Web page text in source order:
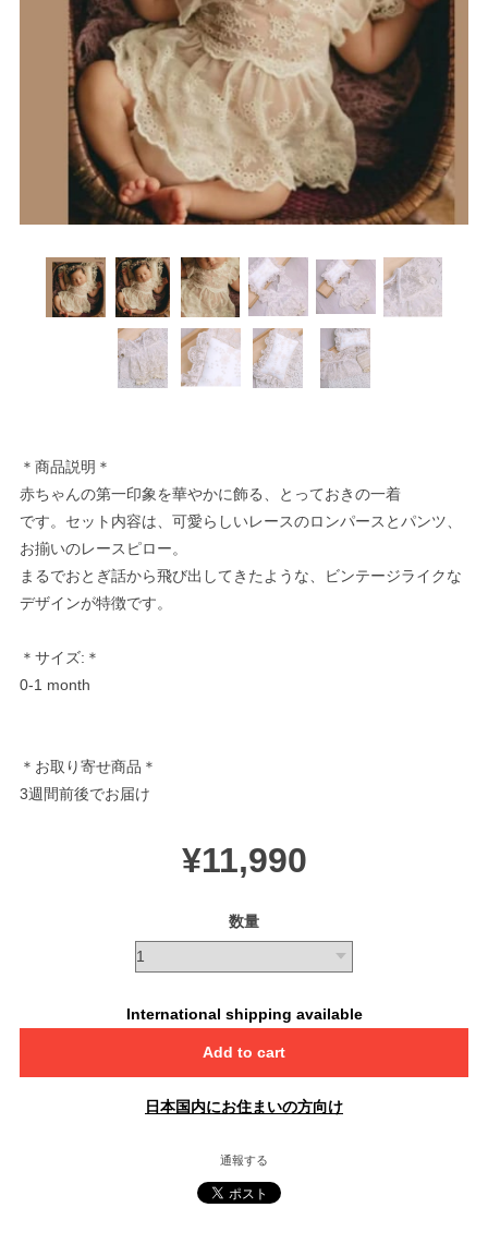
＊商品説明＊
赤ちゃんの第一印象を華やかに飾る、とっておきの一着
です。セット内容は、可愛らしいレースのロンパースとパンツ、
お揃いのレースピロー。
まるでおとぎ話から飛び出してきたような、ビンテージライクな
デザインが特徴です。
＊サイズ:＊
0-1 month
＊お取り寄せ商品＊
3週間前後でお届け
¥11,990
数量
International shipping available
Add to cart
日本国内にお住まいの方向け
通報する